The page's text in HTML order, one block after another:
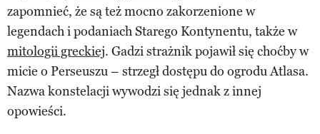
zapomnieć, że są też mocno zakorzenione w
legendach i podaniach Starego Kontynentu, także w
mitologii greckiej. Gadzi strażnik pojawił się choćby w
micie o Perseuszu – strzegł dostępu do ogrodu Atlasa.
Nazwa konstelacji wywodzi się jednak z innej
opowieści.